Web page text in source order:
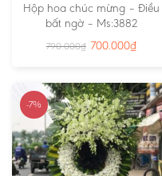
Hộp hoa chúc mừng – Điều
bất ngờ – Ms:3882
790.000₫ 700.000₫
-7%